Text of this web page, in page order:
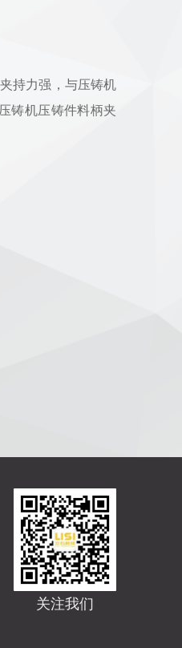
持力强，与压铸机
铸机压铸件料柄夹
关注我们